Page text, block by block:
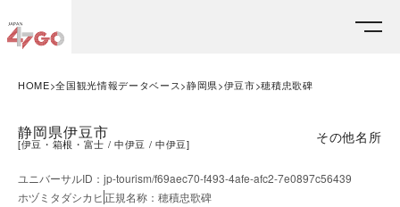
HOME 全国観光情報データベース 静岡県 伊豆市 穂積忠歌碑
静岡県伊豆市
[伊豆・箱根・富士 中伊豆 中伊豆] その他名所
ユニバーサルID ： jp-tourism/f69aec70-f493-4afe-afc2-7e0897c56439
ホヅミタダシカヒ正規名称 ： 穂積忠歌碑